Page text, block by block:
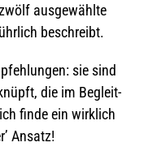
aus­ge­wählte
beschreibt.
sie sind
die im Begleit­
finde ein wirk­lich
Ansatz!